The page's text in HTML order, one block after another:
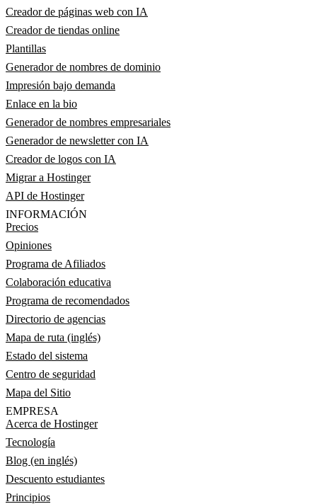
Creador de páginas web con IA
Creador de tiendas online
Plantillas
Generador de nombres de dominio
Impresión bajo demanda
Enlace en la bio
Generador de nombres empresariales
Generador de newsletter con IA
Creador de logos con IA
Migrar a Hostinger
API de Hostinger
INFORMACIÓN
Precios
Opiniones
Programa de Afiliados
Colaboración educativa
Programa de recomendados
Directorio de agencias
Mapa de ruta (inglés)
Estado del sistema
Centro de seguridad
Mapa del Sitio
EMPRESA
Acerca de Hostinger
Tecnología
Blog (en inglés)
Descuento estudiantes
Principios